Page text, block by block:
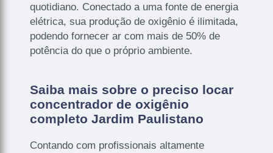
quotidiano. Conectado a uma fonte de energia
elétrica, sua produção de oxigênio é ilimitada,
podendo fornecer ar com mais de 50% de
potência do que o próprio ambiente.
Saiba mais sobre o preciso locar
concentrador de oxigênio
completo Jardim Paulistano
Contando com profissionais altamente